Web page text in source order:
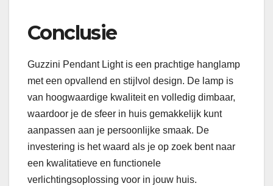
Conclusie
Guzzini Pendant Light is een prachtige hanglamp
met een opvallend en stijlvol design. De lamp is
van hoogwaardige kwaliteit en volledig dimbaar,
waardoor je de sfeer in huis gemakkelijk kunt
aanpassen aan je persoonlijke smaak. De
investering is het waard als je op zoek bent naar
een kwalitatieve en functionele
verlichtingsoplossing voor in jouw huis.